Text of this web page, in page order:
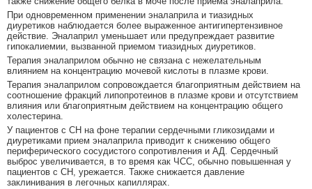
При одновременном применении эналаприла и тиазидных
диуретиков наблюдается более выраженное антигипертензивное
действие. Эналаприл уменьшает или предупреждает развитие
гипокалиемии, вызванной приемом тиазидных диуретиков.
Терапия эналаприлом обычно не связана с нежелательным
влиянием на концентрацию мочевой кислоты в плазме крови.
Терапия эналаприлом сопровождается благоприятным действием на
соотношение фракций липопротеинов в плазме крови и отсутствием
влияния или благоприятным действием на концентрацию общего
холестерина.
У пациентов с СН на фоне терапии сердечными гликозидами и
диуретиками прием эналаприла приводит к снижению общего
периферического сосудистого сопротивления и АД. Сердечный
выброс увеличивается, в то время как ЧСС, обычно повышенная у
пациентов с СН, урежается. Также снижается давление
заклинивания в легочных капиллярах.